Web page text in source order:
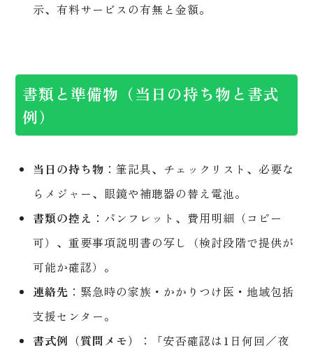
示、有料サービスの有無と金額。
書類と準備物（当日の持ち物と書式
例）
当日の持ち物 ：筆記具、チェックリスト、必要な
らメジャー、眼鏡や補聴器の替え電池。
書類の控え ：パンフレット、費用明細（コピー
可）、重要事項説明書の写し（検討段階で提供が
可能か確認）。
連絡先 ：緊急時の家族・かかりつけ医・地域包括
支援センター。
書式例（質問メモ）
：「安否確認は1日何回／夜